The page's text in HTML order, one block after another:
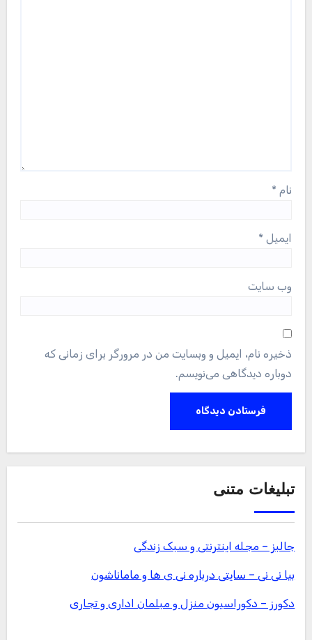
نام *
ایمیل *
وب‌ سایت
ذخیره نام، ایمیل و وبسایت من در مرورگر برای زمانی که
دوباره دیدگاهی می‌نویسم.
تبلیغات متنی
جالبز – مجله اینترنتی و سبک زندگی
بیا نی نی – سایتی درباره نی ی ها و ماماناشون
دکورز – دکوراسیون منزل و مبلمان اداری و تجاری